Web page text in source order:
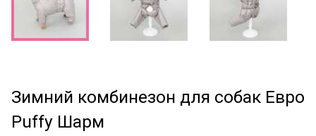
Зимний комбинезон для собак Евро
Puffy Шарм